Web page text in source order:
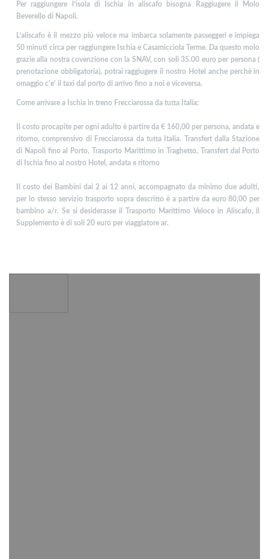
Per raggiungere l’isola di Ischia in aliscafo bisogna Raggiugere il Molo
Beverello di Napoli.
L’aliscafo è il mezzo più veloce ma imbarca solamente passeggeri e impiega
50 minuti circa per raggiungere Ischia e Casamicciola Terme. Da questo molo
grazie alla nostra covenzione con la SNAV, con soli 35.00 euro per persona (
prenotazione obbligatoria), potrai raggiugere il nostro Hotel anche perchè in
omaggio c'e' il taxi dal porto di arrivo fino a noi e viceversa.
Come arrivare a Ischia in treno Frecciarossa da tutta Italia:
Il costo procapite per ogni adulto è partire da € 160,00 per persona, andata e
ritorno, comprensivo di Frecciarossa da tutta Italia. Transfert dalla Stazione
di Napoli fino al Porto, Trasporto Marittimo in Traghetto, Transfert dal Porto
di Ischia fino al nostro Hotel, andata e ritorno
Il costo dei Bambini dai 2 ai 12 anni, accompagnato da minimo due adulti,
per lo stesso servizio trasporto sopra descritto è a partire da euro 80,00 per
bambino a/r. Se si desiderasse il Trasporto Marittimo Veloce in Aliscafo, il
Supplemento è di soli 20 euro per viaggiatore ar.